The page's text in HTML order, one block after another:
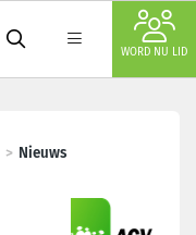
WORD NU LID
Nieuws